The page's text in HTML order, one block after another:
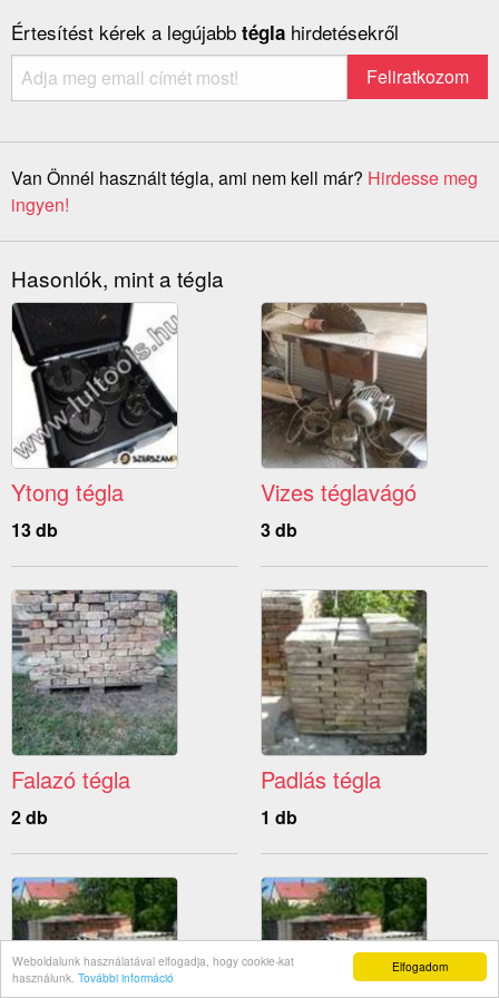
Elfogadom
Weboldalunk használatával elfogadja, hogy cookie-kat
használunk. További információ
Értesítést kérek a legújabb tégla hirdetésekről
Van Önnél használt tégla, ami nem kell már? Hirdesse meg
ingyen!
Hasonlók, mint a tégla
Ytong tégla
13 db
Vizes téglavágó
3 db
Falazó tégla
2 db
Padlás tégla
1 db